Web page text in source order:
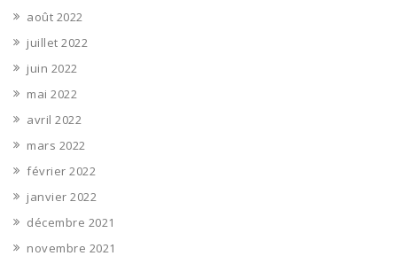
août 2022
juillet 2022
juin 2022
mai 2022
avril 2022
mars 2022
février 2022
janvier 2022
décembre 2021
novembre 2021